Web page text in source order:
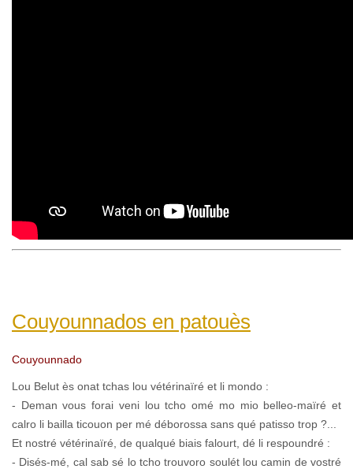
Couyounnados en patouès
Couyounnado
Lou Belut ès onat tchas lou vétérinaïré et li mondo :
- Deman vous forai veni lou tcho omé mo mio belleo-maïré et
calro li bailla ticouon per mé déborossa sans qué patisso trop ?...
Et nostré vétérinaïré, de qualqué biais falourt, dé li respoundré :
- Disés-mé, cal sab sé lo tcho trouvoro soulét lou camin de vostré